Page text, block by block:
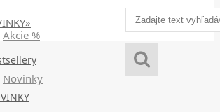
Akcie %
Novinky